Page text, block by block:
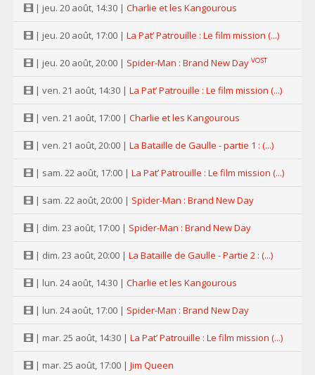
| jeu. 20 août, 14:30 | Charlie et les Kangourous
| jeu. 20 août, 17:00 | La Pat’ Patrouille : Le film mission (...)
| jeu. 20 août, 20:00 | Spider-Man : Brand New Day VOST
| ven. 21 août, 14:30 | La Pat’ Patrouille : Le film mission (...)
| ven. 21 août, 17:00 | Charlie et les Kangourous
| ven. 21 août, 20:00 | La Bataille de Gaulle - partie 1 : (...)
| sam. 22 août, 17:00 | La Pat’ Patrouille : Le film mission (...)
| sam. 22 août, 20:00 | Spider-Man : Brand New Day
| dim. 23 août, 17:00 | Spider-Man : Brand New Day
| dim. 23 août, 20:00 | La Bataille de Gaulle - Partie 2 : (...)
| lun. 24 août, 14:30 | Charlie et les Kangourous
| lun. 24 août, 17:00 | Spider-Man : Brand New Day
| mar. 25 août, 14:30 | La Pat’ Patrouille : Le film mission (...)
| mar. 25 août, 17:00 | Jim Queen